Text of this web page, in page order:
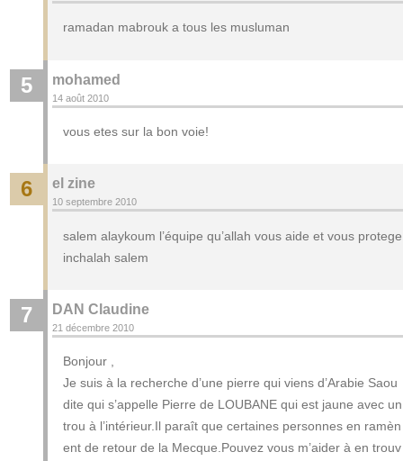
ramadan mabrouk a tous les musluman
5 mohamed
14 août 2010
vous etes sur la bon voie!
6 el zine
10 septembre 2010
salem alaykoum l’équipe qu’allah vous aide et vous protege
inchalah salem
7 DAN Claudine
21 décembre 2010
Bonjour ,
Je suis à la recherche d’une pierre qui viens d’Arabie Saou
dite qui s’appelle Pierre de LOUBANE qui est jaune avec un
trou à l’intérieur.Il paraît que certaines personnes en ramèn
ent de retour de la Mecque.Pouvez vous m’aider à en trouv